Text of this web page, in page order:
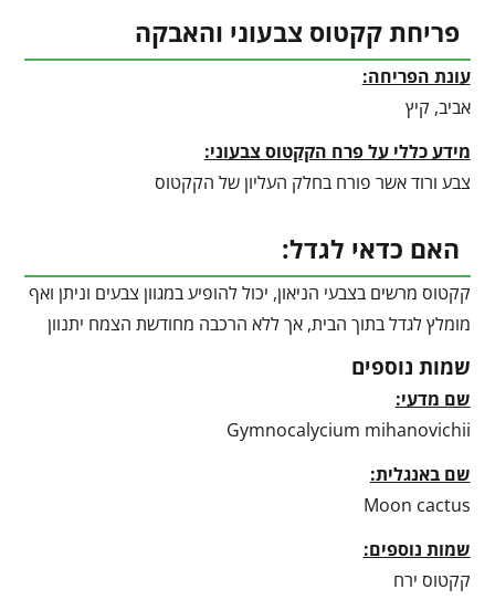
פריחת קקטוס צבעוני והאבקה
עונת הפריחה:
אביב, קיץ
מידע כללי על פרח הקקטוס צבעוני:
צבע ורוד אשר פורח בחלק העליון של הקקטוס
האם כדאי לגדל:
קקטוס מרשים בצבעי הניאון, יכול להופיע במגוון צבעים וניתן ואף
מומלץ לגדל בתוך הבית, אך ללא הרכבה מחודשת הצמח יתנוון
שמות נוספים
שם מדעי:
Gymnocalycium mihanovichii
שם באנגלית:
Moon cactus
שמות נוספים:
קקטוס ירח